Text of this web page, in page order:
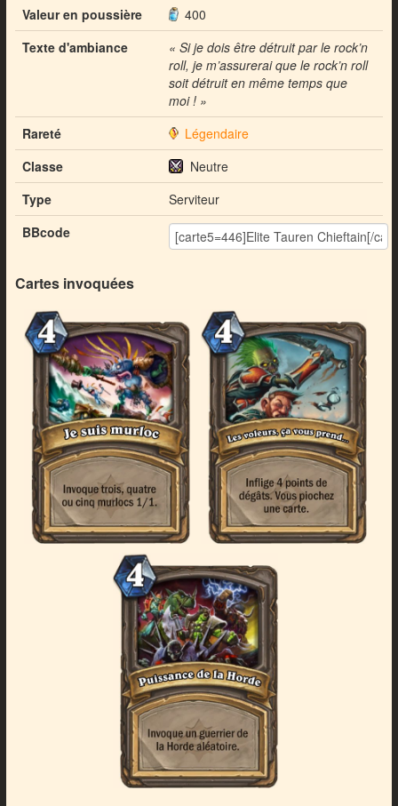
Valeur en poussière
400
Texte d'ambiance
« Si je dois être détruit par le rock’n
roll, je m’assurerai que le rock’n roll
soit détruit en même temps que
moi ! »
Rareté
Légendaire
Classe
Neutre
Type
Serviteur
BBcode
Cartes invoquées